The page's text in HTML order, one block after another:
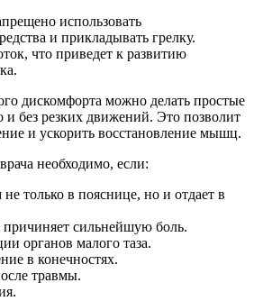
использовать
и прикладывать грелку.
что приведет к развитию
дискомфорта можно делать простые
без резких движений. Это позволит
и ускорить восстановление мышц.
необходимо, если:
только в пояснице, но и отдает в
сильнейшую боль.
органов малого таза.
в конечностях.
травмы.